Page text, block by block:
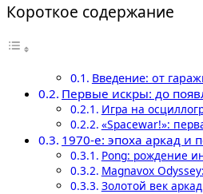
Короткое содержание
Введение: от
Первые искры: до
Игра на
«Spacewar!»:
1970-е: эпоха аркад и
Pong: рождение
Magnavox
Золотой век